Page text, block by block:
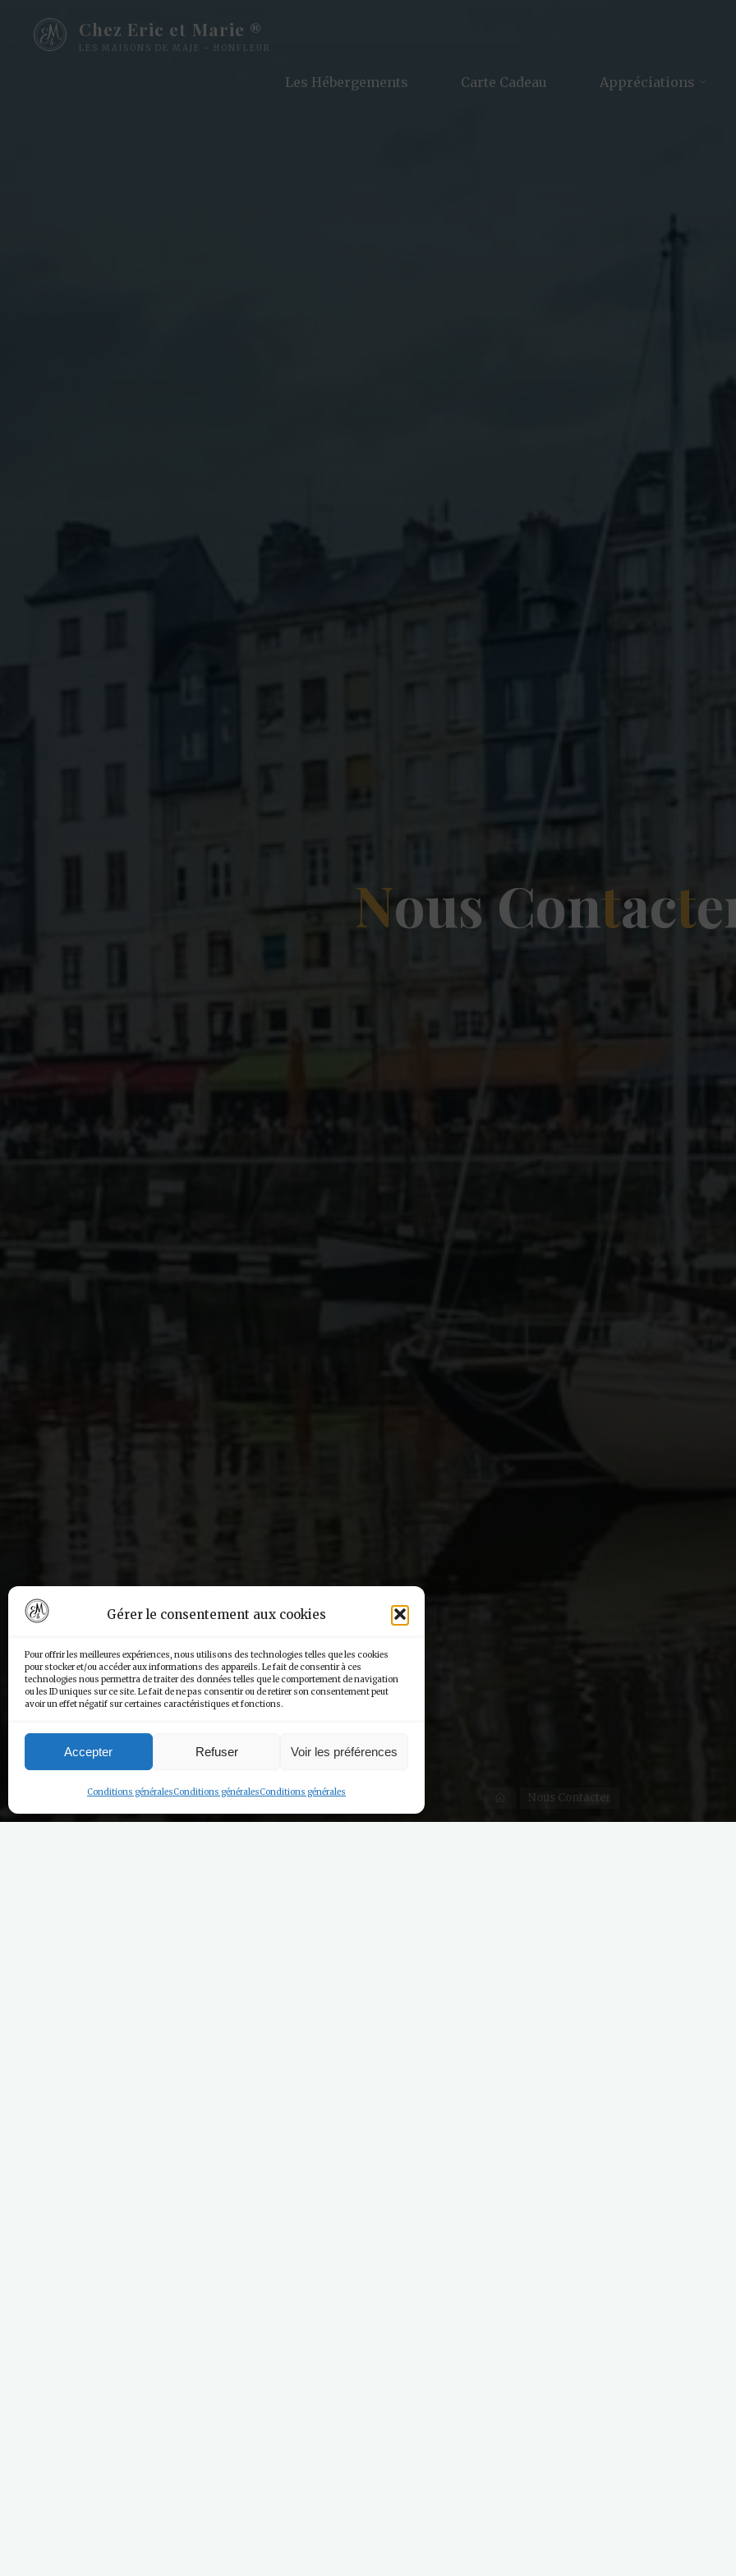
Gérer le consentement aux cookies
Pour offrir les meilleures expériences, nous utilisons des technologies telles que les cookies
pour stocker et/ou accéder aux informations des appareils. Le fait de consentir à ces
technologies nous permettra de traiter des données telles que le comportement de navigation
ou les ID uniques sur ce site. Le fait de ne pas consentir ou de retirer son consentement peut
avoir un effet négatif sur certaines caractéristiques et fonctions.
Accepter Refuser Voir les préférences
Conditions généralesConditions généralesConditions générales
Chez Eric et Marie ®
LES MAISONS DE MAJE - HONFLEUR
Les Hébergements Carte Cadeau Appréciations
NousContacte
Nous Contacter